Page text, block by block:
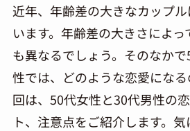
近年、年齢差の大きなカップ
います。年齢差の大きさによ
も異なるでしょう。そのなか
性では、どのような恋愛にな
回は、50代女性と30代男性の
ト、注意点をご紹介します。